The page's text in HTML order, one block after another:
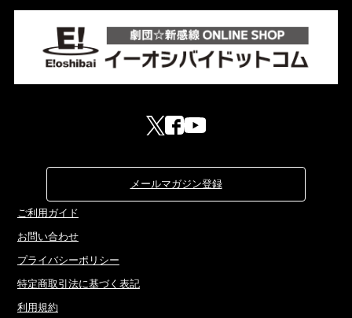
メールマガジン登録
ご利用ガイド
お問い合わせ
プライバシーポリシー
特定商取引法に基づく表記
利用規約